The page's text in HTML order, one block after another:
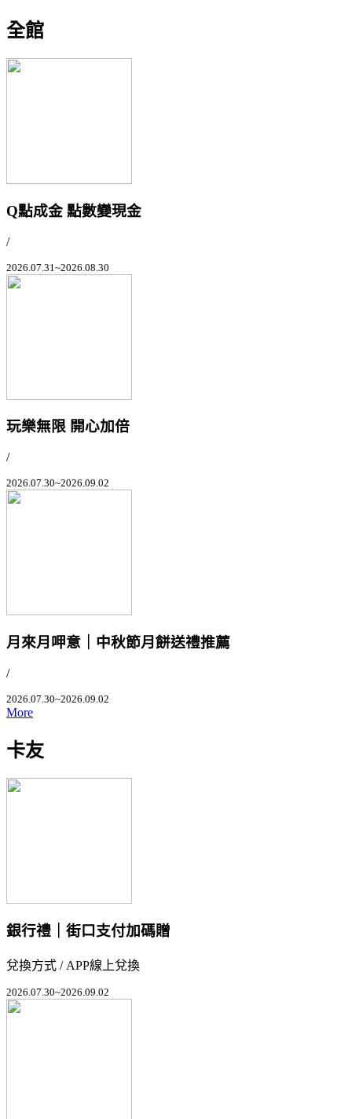
全館
Q點成金 點數變現金
/
2026.07.31~2026.08.30
玩樂無限 開心加倍
/
2026.07.30~2026.09.02
月來月呷意｜中秋節月餅送禮推薦
/
2026.07.30~2026.09.02
More
卡友
銀行禮｜街口支付加碼贈
兌換方式 / APP線上兌換
2026.07.30~2026.09.02